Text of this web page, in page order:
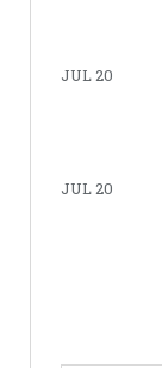
JUL 20
JUL 20